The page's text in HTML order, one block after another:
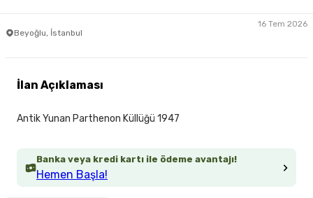
Beyoğlu, İstanbul
16 Tem 2026
Banka veya kredi kartı ile ödeme avantajı!
Hemen Başla!
İlan Açıklaması
Antik Yunan Parthenon Küllüğü 1947